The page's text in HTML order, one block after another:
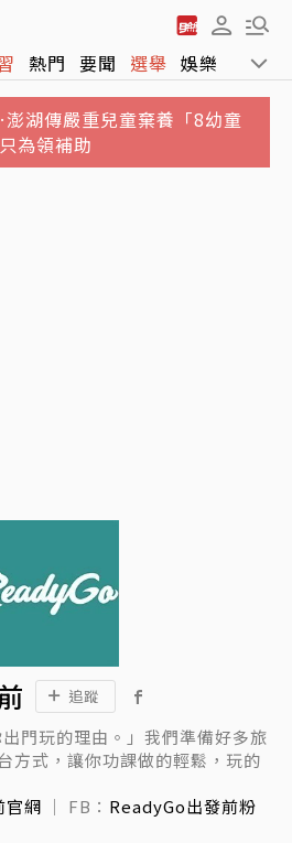
熱門 要聞 選舉 娛樂 運動
湖傳嚴重兒童棄養「8幼童
為領補助
追蹤
門玩的理由。」我們準備好多旅
方式，讓你功課做的輕鬆，玩的
官網 ｜ FB： ReadyGo出發前粉